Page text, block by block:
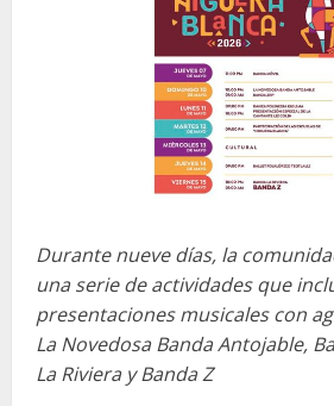
Durante nueve días, la
una serie de actividades que
presentaciones musicales con
La Novedosa Banda Antojable,
La Riviera y Banda Z